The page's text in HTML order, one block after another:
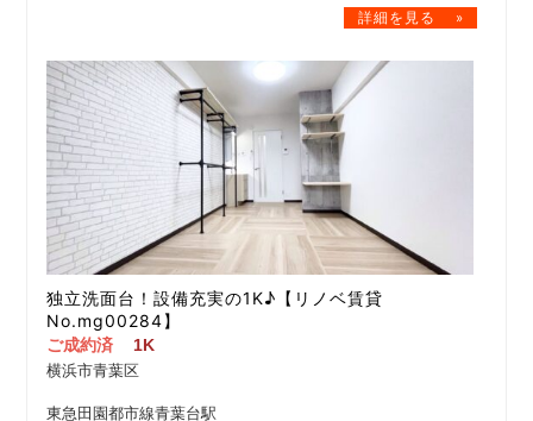
独立洗面台！設備充実の1K♪【リノベ賃貸
No.mg00284】
ご成約済
1K
横浜市青葉区
東急田園都市線青葉台駅